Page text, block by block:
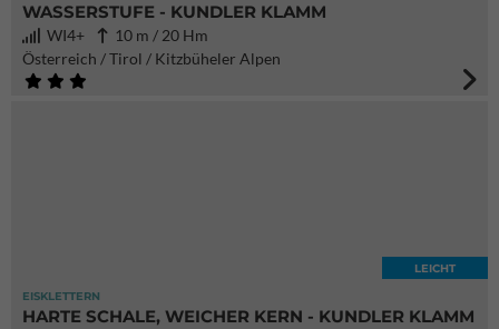
WASSERSTUFE - KUNDLER KLAMM
WI4+
10 m / 20 Hm
Österreich / Tirol / Kitzbüheler Alpen
EISKLETTERN
LEICHT
HARTE SCHALE, WEICHER KERN - KUNDLER KLAMM